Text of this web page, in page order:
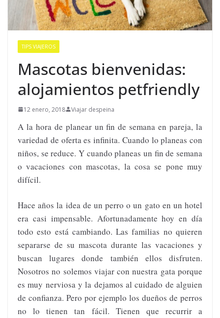
TIPS VIAJEROS
Mascotas bienvenidas:
alojamientos petfriendly
12 enero, 2018 Viajar despeina
A la hora de planear un fin de semana en pareja, la
variedad de oferta es infinita. Cuando lo planeas con
niños, se reduce. Y cuando planeas un fin de semana
o vacaciones con mascotas, la cosa se pone muy
difícil.
Hace años la idea de un perro o un gato en un hotel
era casi impensable. Afortunadamente hoy en día
todo esto está cambiando. Las familias no quieren
separarse de su mascota durante las vacaciones y
buscan lugares donde también ellos disfruten.
Nosotros no solemos viajar con nuestra gata porque
es muy nerviosa y la dejamos al cuidado de alguien
de confianza. Pero por ejemplo los dueños de perros
no lo tienen tan fácil. Tienen que recurrir a